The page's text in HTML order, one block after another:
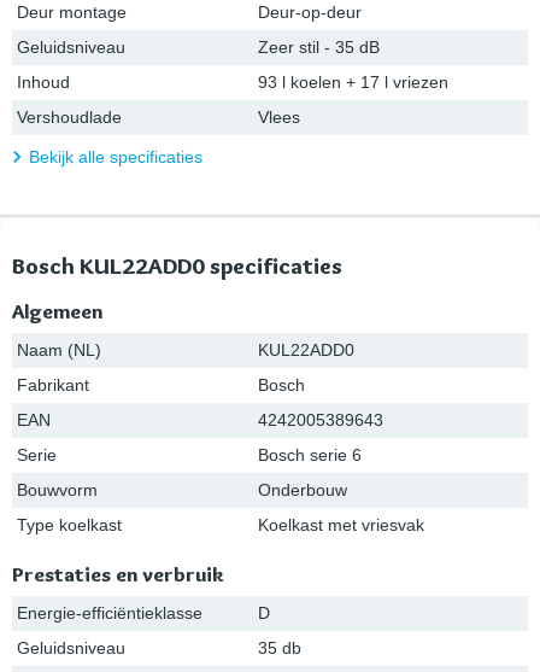
Deur montage
Deur-op-deur
Geluidsniveau
Zeer stil - 35 dB
Inhoud
93 l koelen + 17 l vriezen
Vershoudlade
Vlees
Bekijk alle specificaties
Bosch KUL22ADD0 specificaties
Algemeen
Naam (NL)
KUL22ADD0
Fabrikant
Bosch
EAN
4242005389643
Serie
Bosch serie 6
Bouwvorm
Onderbouw
Type koelkast
Koelkast met vriesvak
Prestaties en verbruik
Energie-efficiëntieklasse
D
Geluidsniveau
35 db